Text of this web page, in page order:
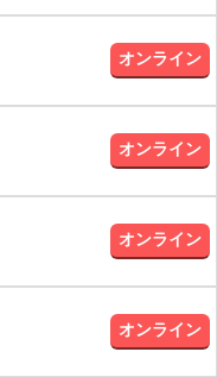
オンライン
オンライン
オンライン
オンライン